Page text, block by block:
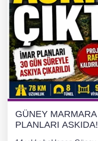
TONAMİ
GÜNEY
GÜNEY
PLANLARI ASKIDA!